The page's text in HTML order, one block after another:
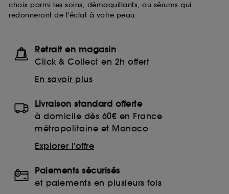
choix parmi les soins, démaquillants, ou sérums qui
redonneront de l'éclat à votre peau.
Retrait en magasin
Click & Collect en 2h offert
En savoir plus
Livraison standard offerte
à domicile dès 60€ en France
métropolitaine et Monaco
Explorer l'offre
Paiements sécurisés
et paiements en plusieurs fois